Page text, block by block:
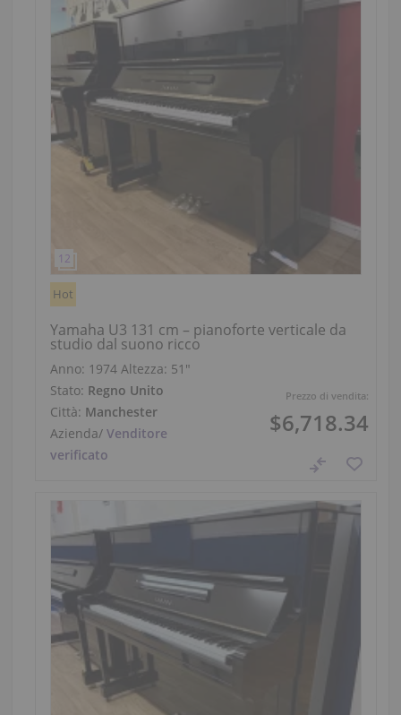
Prezzo di vendita:
$6,718.34
Hot
Yamaha U3 131 cm – pianoforte verticale da
studio dal suono ricco
Anno: 1974 Altezza: 51″
Stato: Regno Unito
Città: Manchester
Azienda/Venditore
verificato